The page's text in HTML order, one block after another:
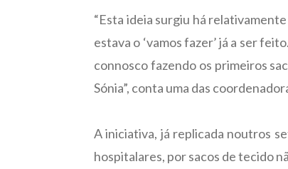
“Esta ideia surgiu há
estava o ‘vamos fazer’ já a ser
connosco fazendo os primeiros
Sónia”, conta uma das
A iniciativa, já replicada noutros
hospitalares, por sacos de tecido